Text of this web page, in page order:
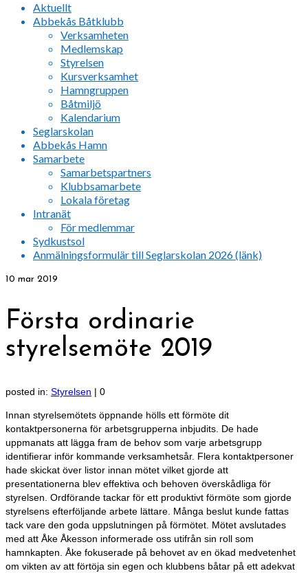
Aktuellt
Abbekås Båtklubb
Verksamheten
Medlemskap
Styrelsen
Kursverksamhet
Hamngruppen
Båtmiljö
Kalendarium
Seglarskolan
Abbekås Hamn
Samarbete
Samarbetspartners
Klubbsamarbete
Lokala företag
Intranät
För medlemmar
Sydkustsol
Anmälningsformulär till Seglarskolan 2026 (länk)
10 mar 2019
Första ordinarie
styrelsemöte 2019
posted in: Styrelsen | 0
Innan styrelsemötets öppnande hölls ett förmöte dit
kontaktpersonerna för arbetsgrupperna inbjudits. De hade
uppmanats att lägga fram de behov som varje arbetsgrupp
identifierar inför kommande verksamhetsår. Flera kontaktpersoner
hade skickat över listor innan mötet vilket gjorde att
presentationerna blev effektiva och behoven överskådliga för
styrelsen. Ordförande tackar för ett produktivt förmöte som gjorde
styrelsens efterföljande arbete lättare. Många beslut kunde fattas
tack vare den goda uppslutningen på förmötet. Mötet avslutades
med att Åke Åkesson informerade oss utifrån sin roll som
hamnkapten. Åke fokuserade på behovet av en ökad medvetenhet
om vikten av att förtöja sin egen och klubbens båtar på ett adekvat